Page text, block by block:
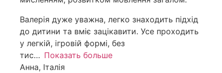
Валерія дуже уважна, легко знаходить підхід
до дитини та вміє зацікавити. Усе проходить
у легкій, ігровій формі, без
тис
Показать больше
Анна, Італія